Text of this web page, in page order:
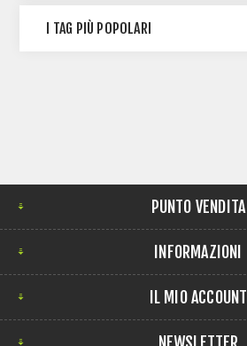
I TAG PIÙ POPOLARI
PUNTO VENDITA
INFORMAZIONI
IL MIO ACCOUNT